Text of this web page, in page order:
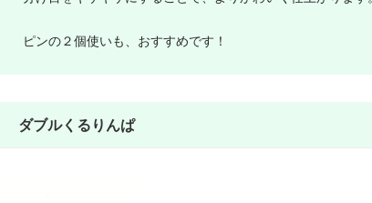
ピンの２個使いも、おすすめです！
ダブルくるりんぱ